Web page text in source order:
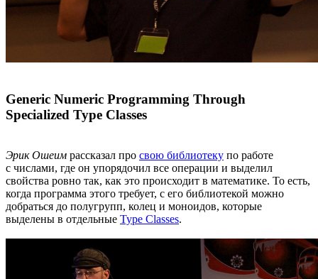
Generic Numeric Programming Through
Specialized Type Classes
Эрик Ошеим рассказал про свою библиотеку по работе
с числами, где он упорядочил все операции и выделил
свойства ровно так, как это происходит в математике. То есть,
когда программа этого требует, с его библиотекой можно
добраться до полугрупп, колец и моноидов, которые
выделены в отдельные Type Classes.